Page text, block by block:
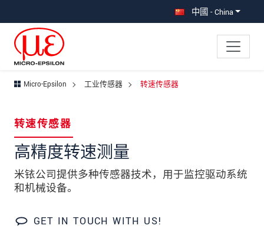
中國 - China
Micro-Epsilon 工业传感器 转速传感器
转速传感器
高精度转速测量
米铱公司提供多种传感器技术，用于监控驱动系统
和机械设备。
GET IN TOUCH WITH US!
Your request for: 转速传感器
称谓*
名*
姓*
公司名称 *